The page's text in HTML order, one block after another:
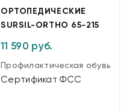
ОРТОПЕДИЧЕСКИЕ
SURSIL-ORTHO 65-215
11 590 руб.
Профилактическая обувь
Сертификат ФСС